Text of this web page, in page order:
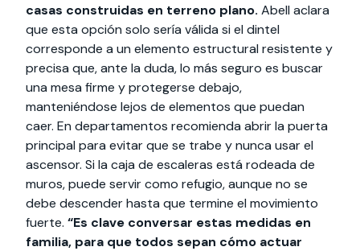
casas construidas en terreno plano. Abell aclara
que esta opción solo sería válida si el dintel
corresponde a un elemento estructural resistente y
precisa que, ante la duda, lo más seguro es buscar
una mesa firme y protegerse debajo,
manteniéndose lejos de elementos que puedan
caer. En departamentos recomienda abrir la puerta
principal para evitar que se trabe y nunca usar el
ascensor. Si la caja de escaleras está rodeada de
muros, puede servir como refugio, aunque no se
debe descender hasta que termine el movimiento
fuerte. “Es clave conversar estas medidas en
familia, para que todos sepan cómo actuar